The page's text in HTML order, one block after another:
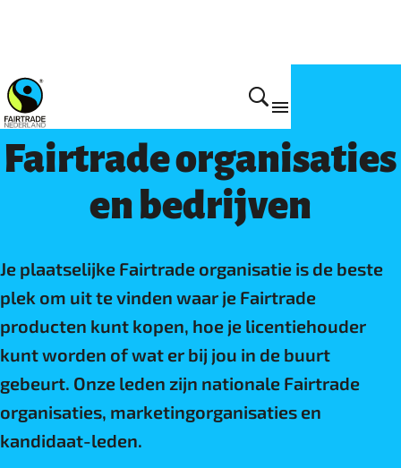
Fairtrade wereldwijd netwerk
Fairtrade organisaties
en bedrijven
Je plaatselijke Fairtrade organisatie is de beste
plek om uit te vinden waar je Fairtrade
producten kunt kopen, hoe je licentiehouder
kunt worden of wat er bij jou in de buurt
gebeurt. Onze leden zijn nationale Fairtrade
organisaties, marketingorganisaties en
kandidaat-leden.